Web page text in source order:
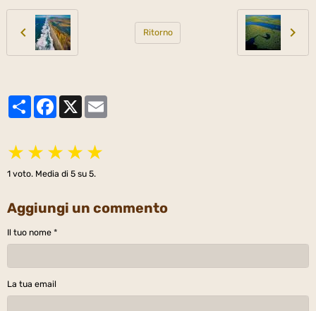
Ritorno
PartagerFacebook
★ ★ ★ ★ ★
1 voto. Media di 5 su 5.
Aggiungi un commento
Il tuo nome
La tua email